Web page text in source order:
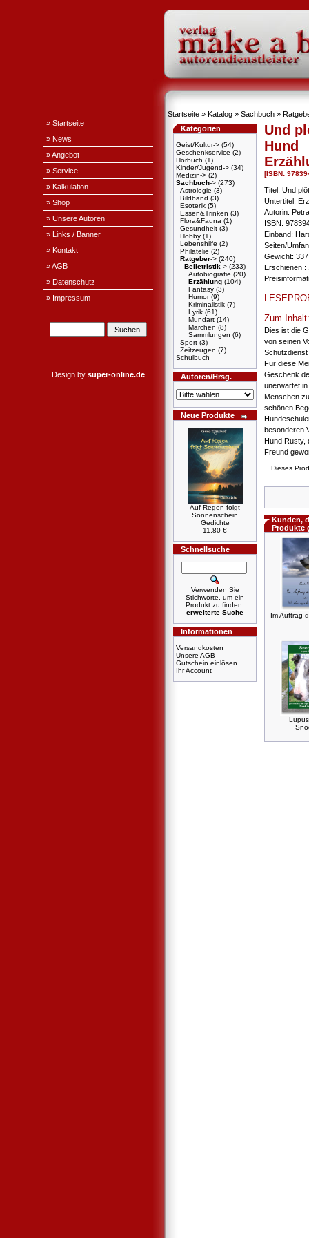
» Startseite
» News
» Angebot
» Service
» Kalkulation
» Shop
» Unsere Autoren
» Links / Banner
» Kontakt
» AGB
» Datenschutz
» Impressum
Design by super-online.de
Startseite » Katalog » Sachbuch »
Kategorien
Geist/Kultur-> (54)
Geschenkservice (2)
Hörbuch (1)
Kinder/Jugend-> (34)
Medizin-> (2)
Sachbuch-> (273)
Astrologie (3)
Bildband (3)
Esoterik (5)
Essen&Trinken (3)
Flora&Fauna (1)
Gesundheit (3)
Hobby (1)
Lebenshilfe (2)
Philatelie (2)
Ratgeber-> (240)
Belletristik-> (233)
Autobiografie (20)
Erzählung (104)
Fantasy (3)
Humor(9)
Kriminalistik (7)
Lyrik (61)
Mundart (14)
Märchen (8)
Sammlungen (6)
Sport (3)
Zeitzeugen (7)
Schulbuch
Autoren/Hrsg.
Neue Produkte
Auf Regen folgt
Sonnenschein
Gedichte
11,80 €
Schnellsuche
Verwenden Sie
Stichworte, um ein
Produkt zu finden.
erweiterte Suche
Informationen
Versandkosten
Unsere AGB
Gutschein einlösen
Ihr Account
Und
Hund
[ISBN:
Titel: Und
Untertitel:
Autorin:
ISBN:
Einband:
Seiten/
Gewicht:
Erschienen :
Zum Inhalt:
Dies ist die
von seinen
Für diese
Geschenk
unerwartet
Menschen
schönen
besonderen
Hund Rusty,
Freund
Dieses
Kunden,
Produkte
Im Auftrag